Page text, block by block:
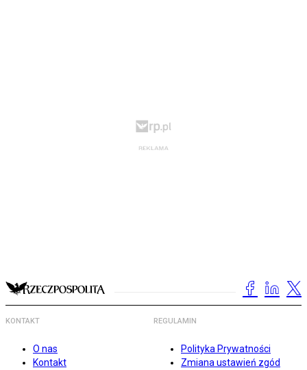
KONTAKT
O nas
Kontakt
REGULAMIN
Polityka Prywatności
Zmiana ustawień zgód